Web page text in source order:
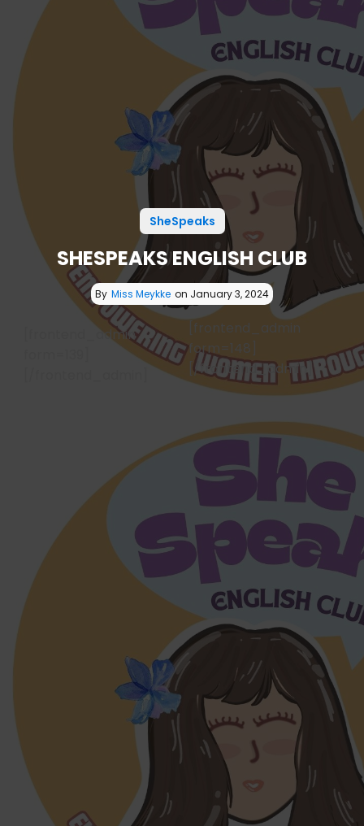
SheSpeaks
SHESPEAKS ENGLISH CLUB
By Miss Meykke on January 3, 2024
[frontend_admin
[frontend_admin
form=148]
[/frontend_admin]